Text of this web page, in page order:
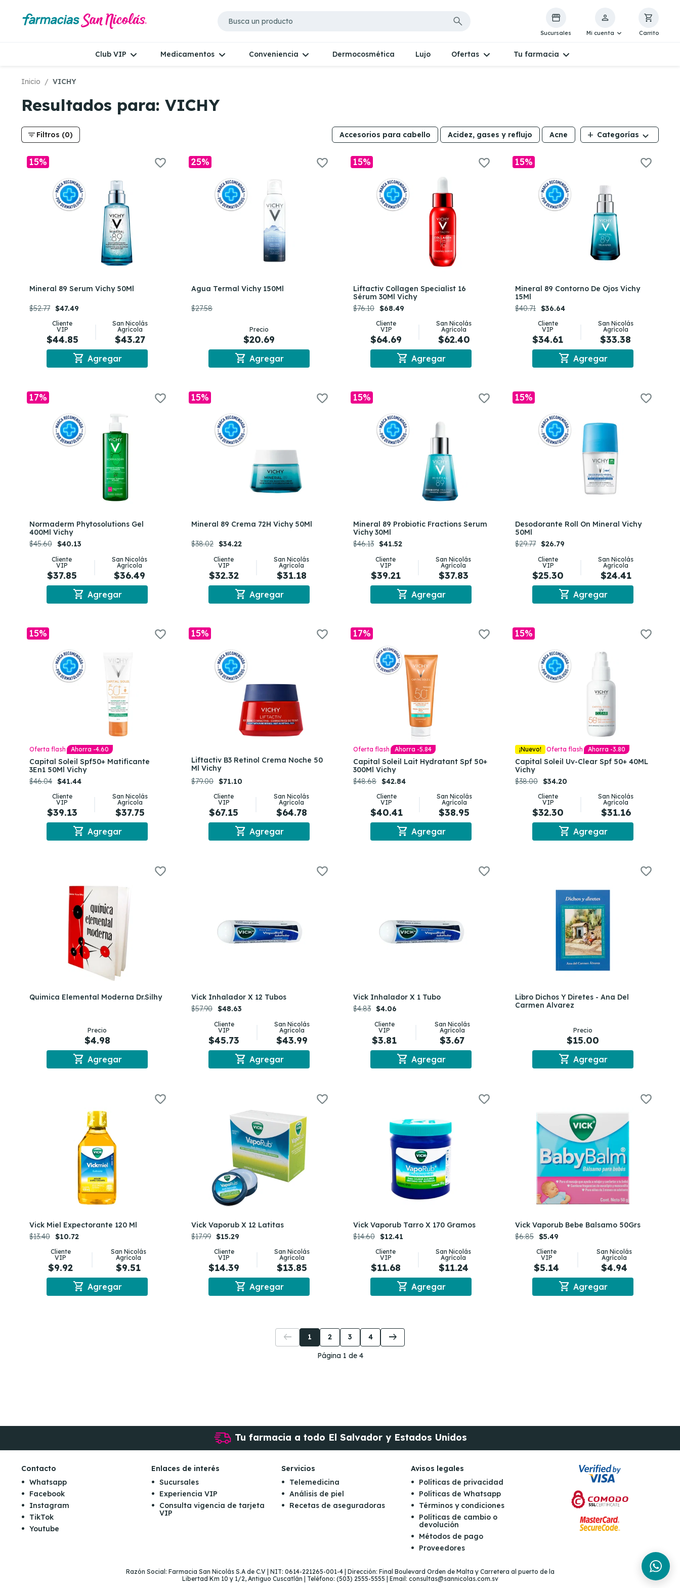
Sucursales Mi cuenta Carrito
Club VIP Medicamentos Conveniencia Dermocosmética Lujo Ofertas Tu farmacia
Inicio VICHY
Resultados para: VICHY
filter_list Filtros (0) Accesorios para cabello Acidez, gases y reflujo Acne add Categorías
15%
Mineral 89 Serum Vichy 50Ml
$52.77 $47.49
Cliente
VIP
$44.85
San Nicolás
Agrícola
$43.27
shopping_cart Agregar
25%
Agua Termal Vichy 150Ml
$27.58
Precio
$20.69
shopping_cart Agregar
15%
Liftactiv Collagen Specialist 16
Sérum 30Ml Vichy
$76.10 $68.49
Cliente
VIP
$64.69
San Nicolás
Agrícola
$62.40
shopping_cart Agregar
15%
Mineral 89 Contorno De Ojos Vichy
15Ml
$40.71 $36.64
Cliente
VIP
$34.61
San Nicolás
Agrícola
$33.38
shopping_cart Agregar
17%
Normaderm Phytosolutions Gel
400Ml Vichy
$45.60 $40.13
Cliente
VIP
$37.85
San Nicolás
Agrícola
$36.49
shopping_cart Agregar
15%
Mineral 89 Crema 72H Vichy 50Ml
$38.02 $34.22
Cliente
VIP
$32.32
San Nicolás
Agrícola
$31.18
shopping_cart Agregar
15%
Mineral 89 Probiotic Fractions Serum
Vichy 30Ml
$46.13 $41.52
Cliente
VIP
$39.21
San Nicolás
Agrícola
$37.83
shopping_cart Agregar
15%
Desodorante Roll On Mineral Vichy
50Ml
$29.77 $26.79
Cliente
VIP
$25.30
San Nicolás
Agrícola
$24.41
shopping_cart Agregar
15%
Oferta flash Ahorra -4.60
Capital Soleil Spf50+ Matificante
3En1 50Ml Vichy
$46.04 $41.44
Cliente
VIP
$39.13
San Nicolás
Agrícola
$37.75
shopping_cart Agregar
15%
Liftactiv B3 Retinol Crema Noche 50
Ml Vichy
$79.00 $71.10
Cliente
VIP
$67.15
San Nicolás
Agrícola
$64.78
shopping_cart Agregar
17%
Oferta flash Ahorra -5.84
Capital Soleil Lait Hydratant Spf 50+
300Ml Vichy
$48.68 $42.84
Cliente
VIP
$40.41
San Nicolás
Agrícola
$38.95
shopping_cart Agregar
15%
¡Nuevo! Oferta flash Ahorra -3.80
Capital Soleil Uv-Clear Spf 50+ 40ML
Vichy
$38.00 $34.20
Cliente
VIP
$32.30
San Nicolás
Agrícola
$31.16
shopping_cart Agregar
Quimica Elemental Moderna Dr.Silhy
Precio
$4.98
shopping_cart Agregar
Vick Inhalador X 12 Tubos
$57.90 $48.63
Cliente
VIP
$45.73
San Nicolás
Agrícola
$43.99
shopping_cart Agregar
Vick Inhalador X 1 Tubo
$4.83 $4.06
Cliente
VIP
$3.81
San Nicolás
Agrícola
$3.67
shopping_cart Agregar
Libro Dichos Y Diretes - Ana Del
Carmen Alvarez
Precio
$15.00
shopping_cart Agregar
Vick Miel Expectorante 120 Ml
$13.40 $10.72
Cliente
VIP
$9.92
San Nicolás
Agrícola
$9.51
shopping_cart Agregar
Vick Vaporub X 12 Latitas
$17.99 $15.29
Cliente
VIP
$14.39
San Nicolás
Agrícola
$13.85
shopping_cart Agregar
Vick Vaporub Tarro X 170 Gramos
$14.60 $12.41
Cliente
VIP
$11.68
San Nicolás
Agrícola
$11.24
shopping_cart Agregar
Vick Vaporub Bebe Balsamo 50Grs
$6.85 $5.49
Cliente
VIP
$5.14
San Nicolás
Agrícola
$4.94
shopping_cart Agregar
Página 1 de 4
arrow_left_alt 1 2 3 4 arrow_right_alt
Tu farmacia a todo El Salvador y Estados Unidos
Contacto
Whatsapp
Facebook
Instagram
TikTok
Youtube
Enlaces de interés
Sucursales
Experiencia VIP
Consulta vigencia de tarjeta
VIP
Servicios
Telemedicina
Análisis de piel
Recetas de aseguradoras
Avisos legales
Políticas de privacidad
Políticas de Whatsapp
Términos y condiciones
Políticas de cambio o
devolución
Métodos de pago
Proveedores
Razón Social: Farmacia San Nicolás S.A de C.V | NIT: 0614-221265-001-4 | Dirección: Final Boulevard Orden de Malta y Carretera al puerto de la
Libertad Km 10 y 1/2, Antiguo Cuscatlán | Teléfono: (503) 2555-5555 | Email: consultas@sannicolas.com.sv